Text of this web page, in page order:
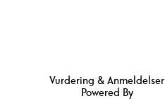
Vurdering & Anmeldelser
Powered By